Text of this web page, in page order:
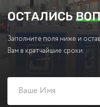
ОСТАЛИСЬ
Заполните поля ниже и
Вам в кратчайшие сроки.